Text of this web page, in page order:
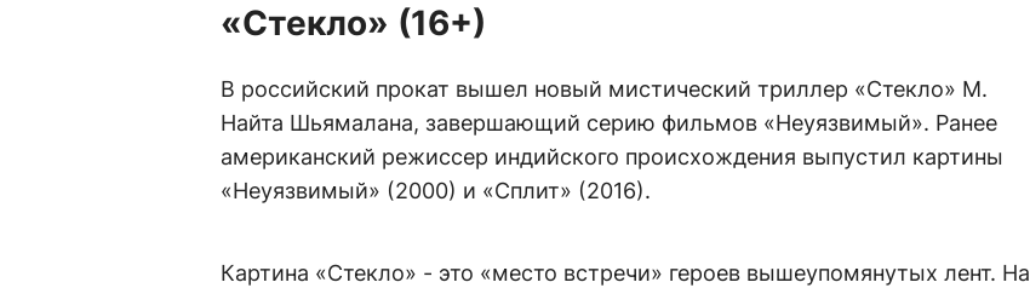
«Стекло» (16+)
В российский прокат вышел новый мистический триллер «Стекло» М.
Найта Шьямалана, завершающий серию фильмов «Неуязвимый». Ранее
американский режиссер индийского происхождения выпустил картины
«Неуязвимый» (2000) и «Сплит» (2016).
Картина «Стекло» - это «место встречи» героев вышеупомянутых лент. На